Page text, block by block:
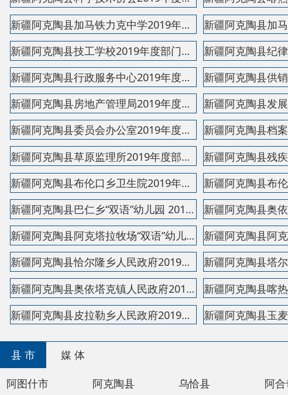
新疆阿克陶县阿克塔拉牧场“双语”幼儿园2019年度部...
新疆阿克陶县恰尔隆乡人民政府2019年度部门决算 公开...
新疆阿克陶县奥依塔克镇人民政府2019年度部门决算公...
新疆阿克陶县皮拉勒乡人民政府2019年度部门决算公开...
县 市 媒 体
阿图什市 阿克陶县 乌恰县 阿合奇县
主办：阿克陶县人民政府办公室 政府网站标识码：
承办：阿克陶县政务服务和数字发展中心 邮 编：
地 址：新疆阿克陶县文化东路188号 法律声明 中国
新公网安备65302202000102号 新ICP备12003422号